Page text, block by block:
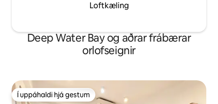
Loftkæling
Deep Water Bay og aðrar frábærar
orlofseignir
Í uppáhaldi hjá gestum
Í uppáhaldi hjá gestum